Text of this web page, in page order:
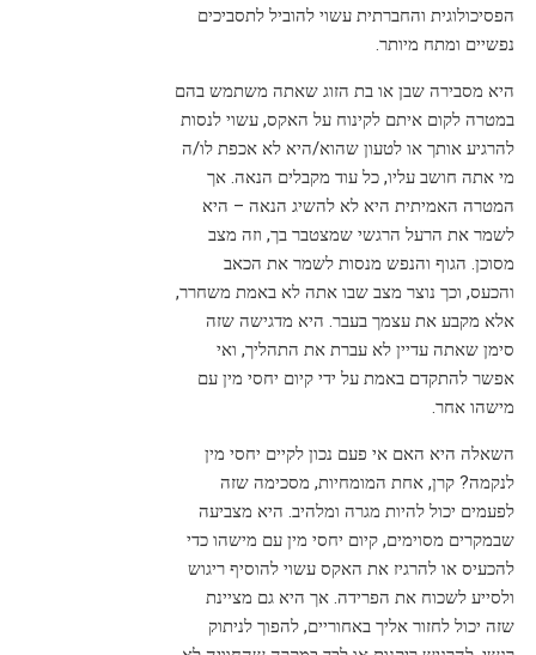
הפסיכולוגית והחברתית עשוי להוביל לתסביכים
נפשיים ומתח מיותר.
היא מסבירה שבן או בת הזוג שאתה משתמש בהם
במטרה לקום איתם לקינוח על האקס, עשוי לנסות
להרגיע אותך או לטעון שהוא/היא לא אכפת לו/ה
מי אתה חושב עליו, כל עוד מקבלים הנאה. אך
המטרה האמיתית היא לא להשיג הנאה – היא
לשמר את הרעל הרגשי שמצטבר בך, וזה מצב
מסוכן. הגוף והנפש מנסות לשמר את הכאב
והכעס, וכך נוצר מצב שבו אתה לא באמת משחרר,
אלא מקבע את עצמך בעבר. היא מדגישה שזה
סימן שאתה עדיין לא עברת את התהליך, ואי
אפשר להתקדם באמת על ידי קיום יחסי מין עם
מישהו אחר.
השאלה היא האם אי פעם נכון לקיים יחסי מין
לנקמה? קרן, אחת המומחיות, מסכימה שזה
לפעמים יכול להיות מגרה ומלהיב. היא מצביעה
שבמקרים מסוימים, קיום יחסי מין עם מישהו כדי
להכעיס או להרגיז את האקס עשוי להוסיף ריגוש
ולסייע לשכוח את הפרידה. אך היא גם מציינת
שזה יכול לחזור אליך באחוריים, להפוך לניתוק